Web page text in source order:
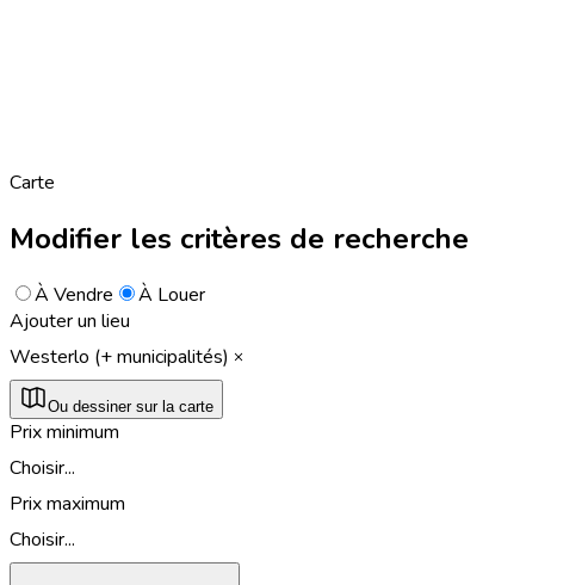
Carte
Modifier les critères de recherche
À Vendre
À Louer
Ajouter un lieu
Westerlo (+ municipalités)
Ou dessiner sur la carte
Prix minimum
Choisir...
Prix maximum
Choisir...